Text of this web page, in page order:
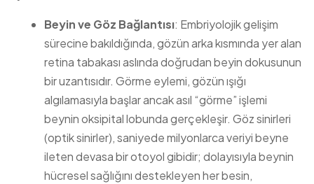
Beyin ve Göz Bağlantısı: Embriyolojik gelişim
sürecine bakıldığında, gözün arka kısmında yer alan
retina tabakası aslında doğrudan beyin dokusunun
bir uzantısıdır. Görme eylemi, gözün ışığı
algılamasıyla başlar ancak asıl “görme” işlemi
beynin oksipital lobunda gerçekleşir. Göz sinirleri
(optik sinirler), saniyede milyonlarca veriyi beyne
ileten devasa bir otoyol gibidir; dolayısıyla beynin
hücresel sağlığını destekleyen her besin,